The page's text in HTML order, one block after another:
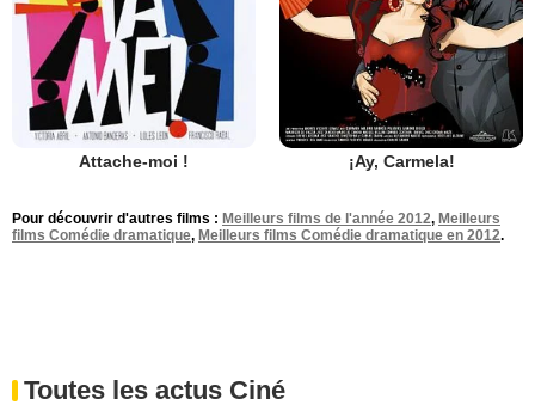
Attache-moi ! ¡Ay, Carmela!
Pour découvrir d'autres films : Meilleurs films de l'année 2012, Meilleurs
films Comédie dramatique, Meilleurs films Comédie dramatique en 2012.
Toutes les actus Ciné